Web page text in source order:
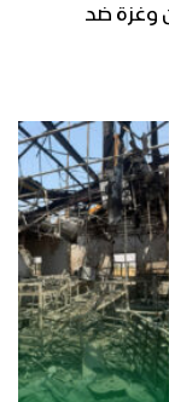
وغزة ضد